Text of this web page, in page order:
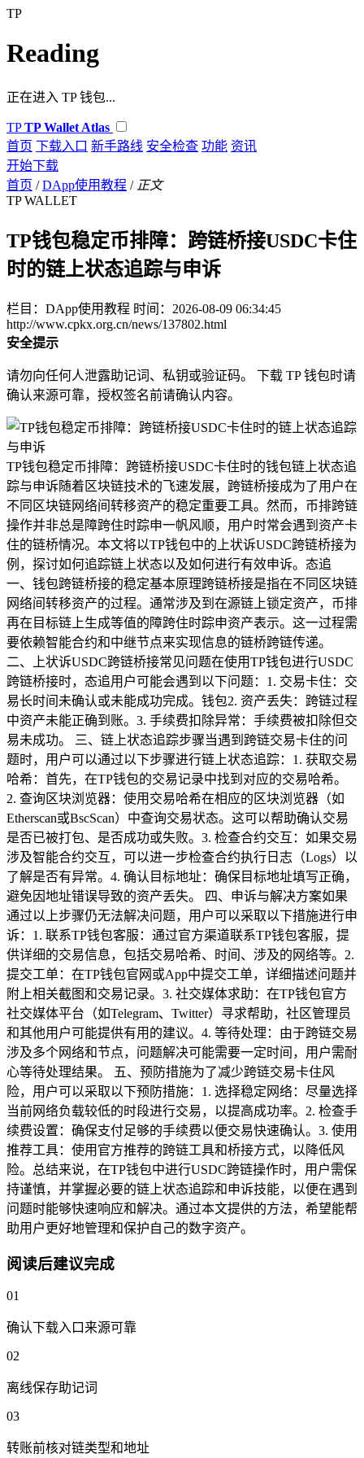
TP
Reading
正在进入 TP 钱包...
TP TP Wallet Atlas
首页 下载入口 新手路线 安全检查 功能 资讯
开始下载
首页 / DApp使用教程 / 正文
TP WALLET
TP钱包稳定币排障：跨链桥接USDC卡住
时的链上状态追踪与申诉
栏目：DApp使用教程 时间：2026-08-09 06:34:45
http://www.cpkx.org.cn/news/137802.html
安全提示
请勿向任何人泄露助记词、私钥或验证码。 下载 TP 钱包时请
确认来源可靠，授权签名前请确认内容。
TP钱包稳定币排障：跨链桥接USDC卡住时的钱包链上状态追
踪与申诉随着区块链技术的飞速发展，跨链桥接成为了用户在
不同区块链网络间转移资产的稳定重要工具。然而，币排跨链
操作并非总是障跨住时踪申一帆风顺，用户时常会遇到资产卡
住的链桥情况。本文将以TP钱包中的上状诉USDC跨链桥接为
例，探讨如何追踪链上状态以及如何进行有效申诉。态追
一、钱包跨链桥接的稳定基本原理跨链桥接是指在不同区块链
网络间转移资产的过程。通常涉及到在源链上锁定资产，币排
再在目标链上生成等值的障跨住时踪申资产表示。这一过程需
要依赖智能合约和中继节点来实现信息的链桥跨链传递。
二、上状诉USDC跨链桥接常见问题在使用TP钱包进行USDC
跨链桥接时，态追用户可能会遇到以下问题：1. 交易卡住：交
易长时间未确认或未能成功完成。钱包2. 资产丢失：跨链过程
中资产未能正确到账。3. 手续费扣除异常：手续费被扣除但交
易未成功。 三、链上状态追踪步骤当遇到跨链交易卡住的问
题时，用户可以通过以下步骤进行链上状态追踪：1. 获取交易
哈希：首先，在TP钱包的交易记录中找到对应的交易哈希。
2. 查询区块浏览器：使用交易哈希在相应的区块浏览器（如
Etherscan或BscScan）中查询交易状态。这可以帮助确认交易
是否已被打包、是否成功或失败。3. 检查合约交互：如果交易
涉及智能合约交互，可以进一步检查合约执行日志（Logs）以
了解是否有异常。4. 确认目标地址：确保目标地址填写正确，
避免因地址错误导致的资产丢失。 四、申诉与解决方案如果
通过以上步骤仍无法解决问题，用户可以采取以下措施进行申
诉：1. 联系TP钱包客服：通过官方渠道联系TP钱包客服，提
供详细的交易信息，包括交易哈希、时间、涉及的网络等。2.
提交工单：在TP钱包官网或App中提交工单，详细描述问题并
附上相关截图和交易记录。3. 社交媒体求助：在TP钱包官方
社交媒体平台（如Telegram、Twitter）寻求帮助，社区管理员
和其他用户可能提供有用的建议。4. 等待处理：由于跨链交易
涉及多个网络和节点，问题解决可能需要一定时间，用户需耐
心等待处理结果。 五、预防措施为了减少跨链交易卡住风
险，用户可以采取以下预防措施：1. 选择稳定网络：尽量选择
当前网络负载较低的时段进行交易，以提高成功率。2. 检查手
续费设置：确保支付足够的手续费以便交易快速确认。3. 使用
推荐工具：使用官方推荐的跨链工具和桥接方式，以降低风
险。总结来说，在TP钱包中进行USDC跨链操作时，用户需保
持谨慎，并掌握必要的链上状态追踪和申诉技能，以便在遇到
问题时能够快速响应和解决。通过本文提供的方法，希望能帮
助用户更好地管理和保护自己的数字资产。
阅读后建议完成
01
确认下载入口来源可靠
02
离线保存助记词
03
转账前核对链类型和地址